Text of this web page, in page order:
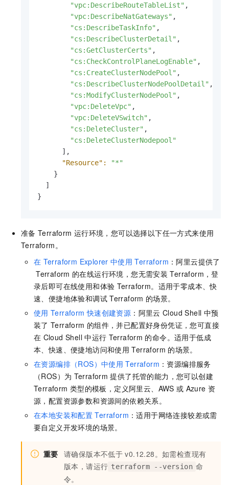
"vpc:DescribeRouteTableList" ,
"vpc:DescribeNatGateways" ,
"cs:DescribeTaskInfo" ,
"cs:DescribeClusterDetail" ,
"cs:GetClusterCerts" ,
"cs:CheckControlPlaneLogEnable" ,
"cs:CreateClusterNodePool" ,
"cs:DescribeClusterNodePoolDetail" ,
"cs:ModifyClusterNodePool" ,
"vpc:DeleteVpc" ,
"vpc:DeleteVSwitch" ,
"cs:DeleteCluster" ,
"cs:DeleteClusterNodepool"
      ],
"Resource":
"*"
    }
  ]
}
准备 Terraform 运行环境，您可以选择以下任一方式来使用
Terraform。
在 Terraform Explorer 中使用 Terraform ：阿里云提供了
Terraform 的在线运行环境，您无需安装 Terraform，登
录后即可在线使用和体验 Terraform。适用于零成本、快
速、便捷地体验和调试 Terraform 的场景。
使用 Terraform 快速创建资源 ：阿里云 Cloud Shell 中预
装了 Terraform 的组件，并已配置好身份凭证，您可直接
在 Cloud Shell 中运行 Terraform 的命令。适用于低成
本、快速、便捷地访问和使用 Terraform 的场景。
在资源编排（ROS）中使用 Terraform ：资源编排服务
（ROS）为 Terraform 提供了托管的能力，您可以创建
Terraform 类型的模板，定义阿里云、AWS 或 Azure 资
源，配置资源参数和资源间的依赖关系。
在本地安装和配置 Terraform ：适用于网络连接较差或需
要自定义开发环境的场景。
重要 请确保版本不低于 v0.12.28。如需检查现有
版本，请运行 terraform --version 命
令。